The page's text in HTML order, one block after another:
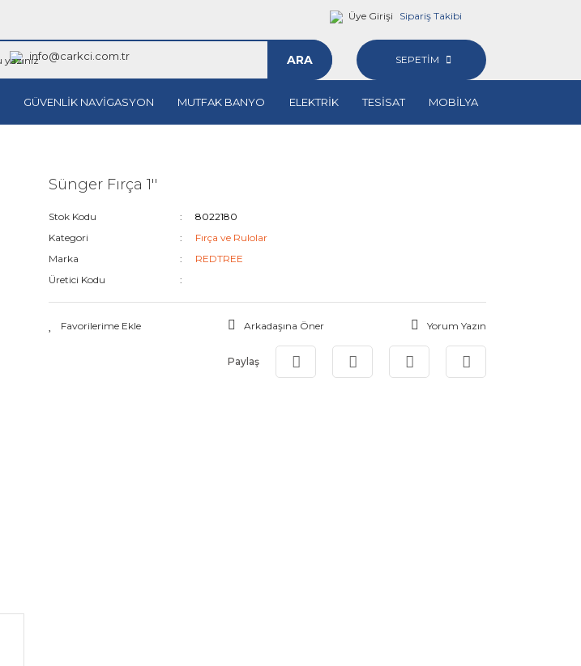
Üye Girişi Sipariş Takibi
info@carkci.com.tr ARA SEPETİM
GÜVENLİK NAVİGASYON MUTFAK BANYO ELEKTRİK TESİSAT MOBİLYA
Sünger Fırça 1''
Stok Kodu
8022180
Kategori
Fırça ve Rulolar
Marka
REDTREE
Üretici Kodu
Arkadaşına Öner Yorum Yazın
Paylaş